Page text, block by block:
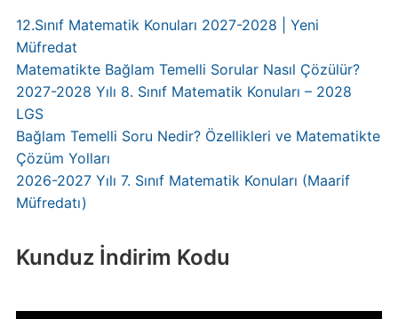
12.Sınıf Matematik Konuları 2027-2028 | Yeni
Müfredat
Matematikte Bağlam Temelli Sorular Nasıl Çözülür?
2027-2028 Yılı 8. Sınıf Matematik Konuları – 2028
LGS
Bağlam Temelli Soru Nedir? Özellikleri ve Matematikte
Çözüm Yolları
2026-2027 Yılı 7. Sınıf Matematik Konuları (Maarif
Müfredatı)
Kunduz İndirim Kodu